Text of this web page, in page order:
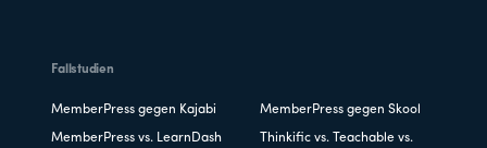
Fallstudien
MemberPress gegen Kajabi MemberPress gegen Skool
MemberPress vs. LearnDash
Thinkific vs. Teachable vs.